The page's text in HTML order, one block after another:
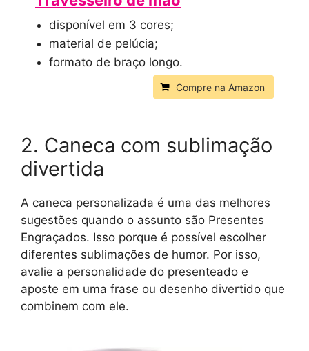
disponível em 3 cores;
material de pelúcia;
formato de braço longo.
Compre na Amazon
2. Caneca com sublimação
divertida
A caneca personalizada é uma das melhores
sugestões quando o assunto são Presentes
Engraçados. Isso porque é possível escolher
diferentes sublimações de humor. Por isso,
avalie a personalidade do presenteado e
aposte em uma frase ou desenho divertido que
combinem com ele.